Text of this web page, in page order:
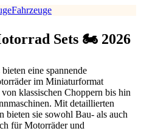
Fahrzeuge
Sets 🏍 2026
eine spannende
im Miniaturformat
klassischen Choppern bis hin
Mit detaillierten
bieten sie sowohl Bau- als auch
für Motorräder und